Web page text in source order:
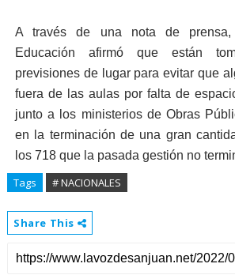
A través de una nota de
Educación afirmó que están
previsiones de lugar para evitar que
fuera de las aulas por falta de
junto a los ministerios de Obras
en la terminación de una gran
los 718 que la pasada gestión no
Tags # NACIONALES
Share This